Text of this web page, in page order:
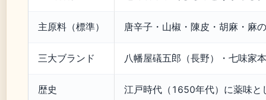
主原料（標準） 唐辛子・山椒・陳皮・胡麻・麻
三大ブランド 八幡屋礒五郎（長野）・七味家
歴史 江戸時代（1650年代）に薬味と